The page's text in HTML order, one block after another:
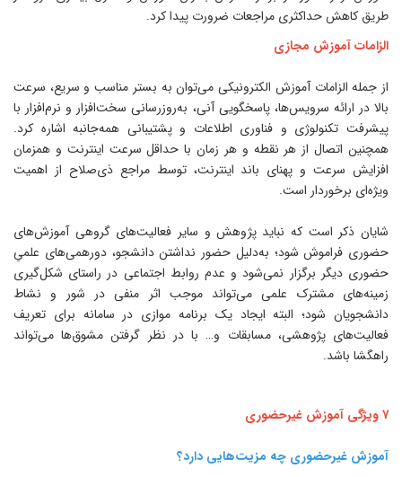
کاهش حداکثری مراجعات ضرورت پیدا کرد.
آموزش مجازی
جمله الزامات آموزش الکترونیکی می‌توان به بستر مناسب و سریع، سرعت
در ارائه سرویس‌ها، پاسخگویی آنی، به‌روزرسانی سخت‌افزار و نرم‌افزار با
تکنولوژی و فناوری اطلاعات و پشتیبانی همه‌جانبه اشاره کرد.
اتصال از هر نقطه و هر زمان با حداقل سرعت اینترنت و همزمان
سرعت و پهنای باند اینترنت، توسط مراجع ذی‌صلاح از اهمیت
برخوردار است.
ذکر است که نباید پژوهش و سایر فعالیت‌های گروهی آموزش‌های
فراموش شود؛ به‌دلیل حضور نداشتن دانشجو، دورهمی‌های علمیِ
دیگر برگزار نمی‌شود و عدم روابط اجتماعی در راستای شکل‌گیری
مشترک علمی می‌تواند موجب اثر منفی در شور و نشاط
شود؛ البته ایجاد یک برنامه موازی در سامانه برای تعریف
پژوهشی، مسابقات و… با در نظر گرفتن مشوق‌ها می‌تواند
باشد.
غیرحضوری چه مزیت‌هایی دارد؟